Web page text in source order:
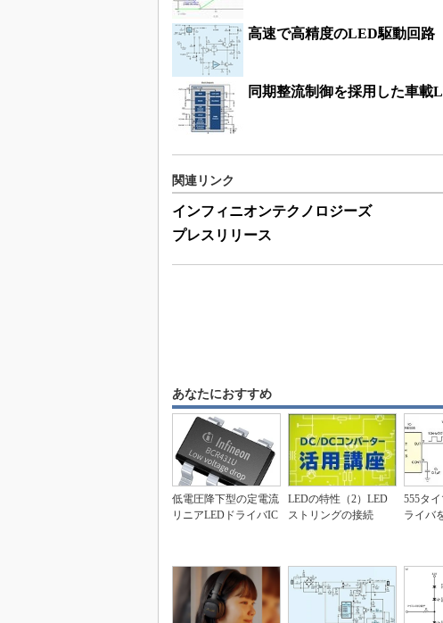
高速で高精度のLED駆動回路
同期整流制御を採用した車載
関連リンク
インフィニオンテクノロジーズ
プレスリリース
あなたにおすすめ
低電圧降下型の定電流
リニアLEDドライバIC
LEDの特性（2）LED
ストリングの接続
555タ
ライバ